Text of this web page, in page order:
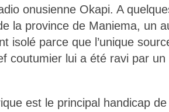
onusienne Okapi. A
la province de Maniema, un
isolé parce que l’unique
coutumier lui a été ravi par
est le principal handicap de